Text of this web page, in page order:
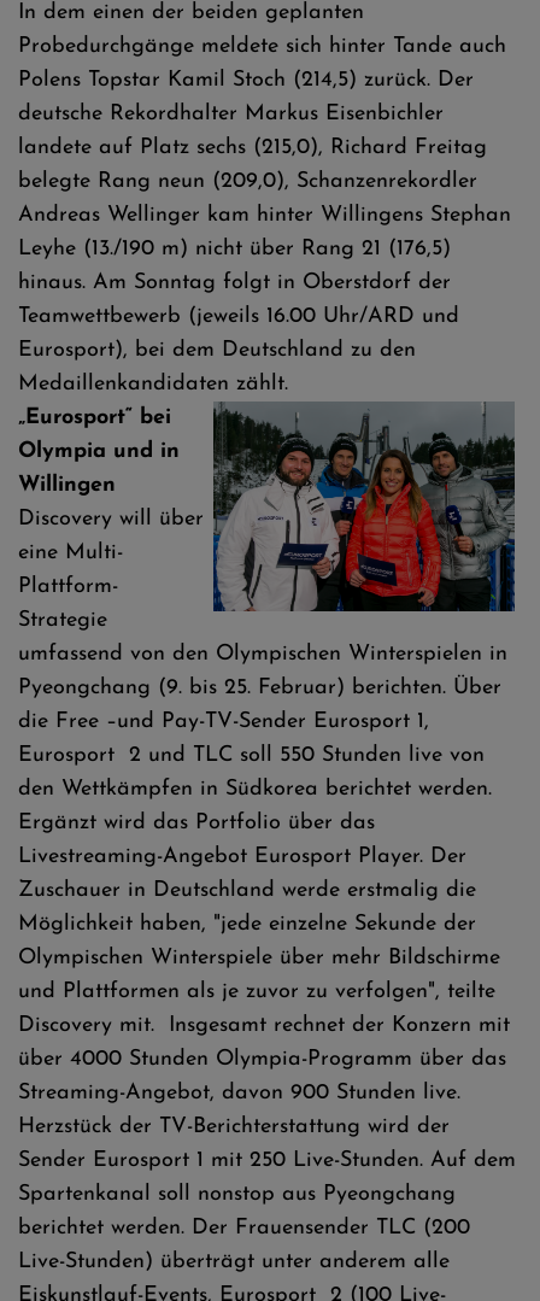
In dem einen der beiden geplanten
Probedurchgänge meldete sich hinter Tande auch
Polens Topstar Kamil Stoch (214,5) zurück. Der
deutsche Rekordhalter Markus Eisenbichler
landete auf Platz sechs (215,0), Richard Freitag
belegte Rang neun (209,0), Schanzenrekordler
Andreas Wellinger kam hinter Willingens Stephan
Leyhe (13./190 m) nicht über Rang 21 (176,5)
hinaus. Am Sonntag folgt in Oberstdorf der
Teamwettbewerb (jeweils 16.00 Uhr/ARD und
Eurosport), bei dem Deutschland zu den
Medaillenkandidaten zählt.
„Eurosport“ bei
Olympia und in
Willingen
Discovery will über
eine Multi-
Plattform-
Strategie
umfassend von den Olympischen Winterspielen in
Pyeongchang (9. bis 25. Februar) berichten. Über
die Free –und Pay-TV-Sender Eurosport 1,
Eurosport 2 und TLC soll 550 Stunden live von
den Wettkämpfen in Südkorea berichtet werden.
Ergänzt wird das Portfolio über das
Livestreaming-Angebot Eurosport Player. Der
Zuschauer in Deutschland werde erstmalig die
Möglichkeit haben, "jede einzelne Sekunde der
Olympischen Winterspiele über mehr Bildschirme
und Plattformen als je zuvor zu verfolgen", teilte
Discovery mit. Insgesamt rechnet der Konzern mit
über 4000 Stunden Olympia-Programm über das
Streaming-Angebot, davon 900 Stunden live.
Herzstück der TV-Berichterstattung wird der
Sender Eurosport 1 mit 250 Live-Stunden. Auf dem
Spartenkanal soll nonstop aus Pyeongchang
berichtet werden. Der Frauensender TLC (200
Live-Stunden) überträgt unter anderem alle
Eiskunstlauf-Events, Eurosport 2 (100 Live-